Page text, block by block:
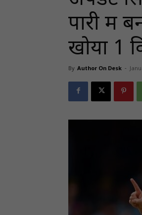
पारी में
खोया 1
By Author On Desk -